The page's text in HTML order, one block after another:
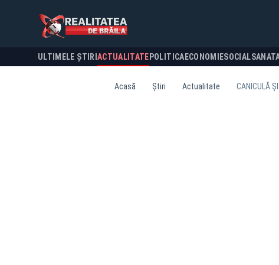
ULTIMELE ȘTIRI ACTUALITATE POLITICA ECONOMIESOCIAL
Acasă Știri Actualitate CANICULĂ